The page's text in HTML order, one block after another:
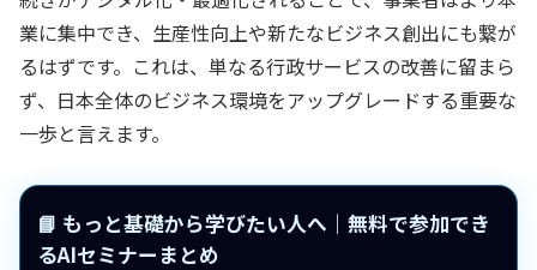
業に集中でき、生産性向上や新たなビジネス創出にも繋が
るはずです。これは、単なる行政サービスの改善に留まら
ず、日本全体のビジネス環境をアップグレードする重要な
一歩と言えます。
📘 もっと基礎から学びたい人へ｜無料で参加でき
るAIセミナーまとめ